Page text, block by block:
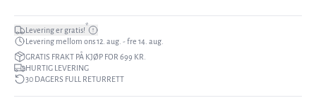
Levering er gratis!*
Levering mellom ons 12. aug. - fre 14. aug.
GRATIS FRAKT PÅ KJØP FOR 699 KR.
HURTIG LEVERING
30 DAGERS FULL RETURRETT